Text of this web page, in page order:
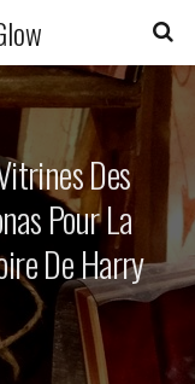
Des
Pour La
De Harry